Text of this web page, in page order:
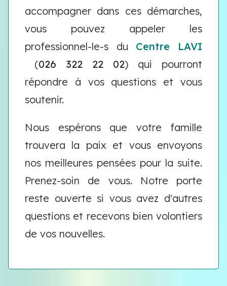
accompagner dans ces démarches,
vous pouvez appeler les
professionnel-le-s du Centre LAVI
(026 322 22 02) qui pourront
répondre à vos questions et vous
soutenir.
Nous espérons que votre famille
trouvera la paix et vous envoyons
nos meilleures pensées pour la suite.
Prenez-soin de vous. Notre porte
reste ouverte si vous avez d'autres
questions et recevons bien volontiers
de vos nouvelles.